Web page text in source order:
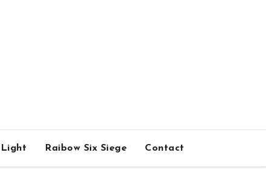
Light Raibow Six Siege Contact